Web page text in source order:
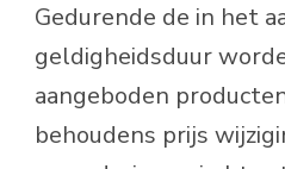
Gedurende de in het
geldigheidsduur
aangeboden
behoudens prijs